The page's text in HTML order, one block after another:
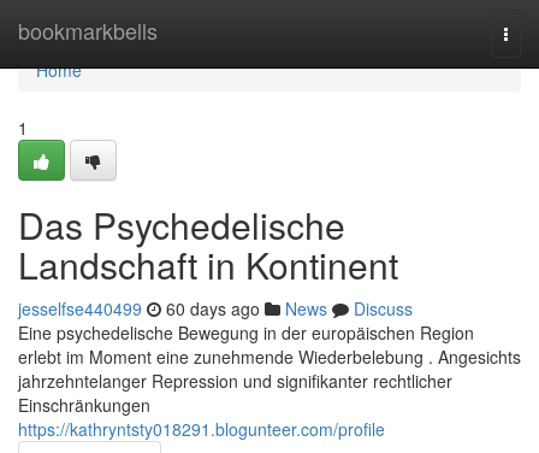
bookmarkbells
Home
Home
1
Das Psychedelische
Landschaft in Kontinent
jesselfse440499 60 days ago News
Discuss
Eine psychedelische Bewegung in der europäischen Region
erlebt im Moment eine zunehmende Wiederbelebung . Angesichts
jahrzehntelanger Repression und signifikanter rechtlicher
Einschränkungen
https://kathryntsty018291.blogunteer.com/profile